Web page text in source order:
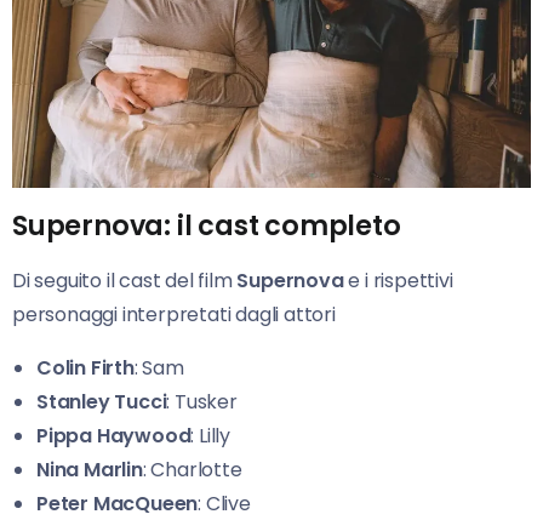
Supernova: il cast completo
Di seguito il cast del filmSupernovae i rispettivi
personaggi interpretati dagli attori
Colin Firth: Sam
Stanley Tucci: Tusker
Pippa Haywood: Lilly
Nina Marlin: Charlotte
Peter MacQueen: Clive